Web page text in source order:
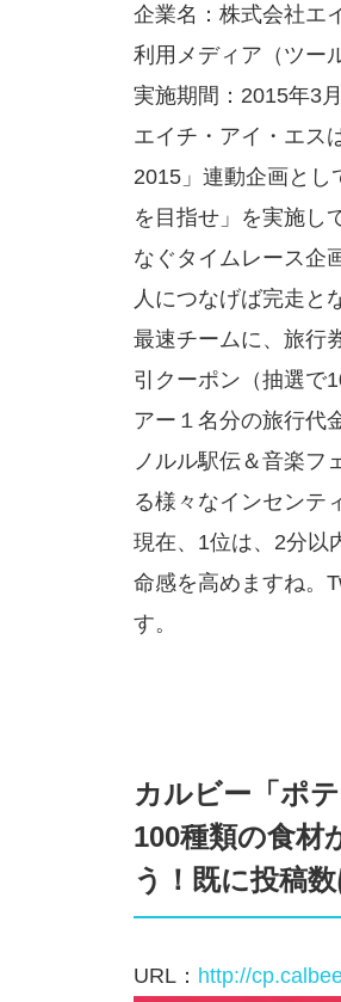
企業名：株式会社エ
利用メディア（ツー
実施期間：2015年3
エイチ・アイ・エス
2015」連動企画と
を目指せ」を実施し
なぐタイムレース企
人につなげば完走と
最速チームに、旅行
引クーポン（抽選で
アー１名分の旅行代
ノルル駅伝＆音楽フ
る様々なインセンテ
現在、1位は、2分以
命感を高めますね。
す。
カルビー「ポ
100種類の食材
う！既に投稿
URL： http://